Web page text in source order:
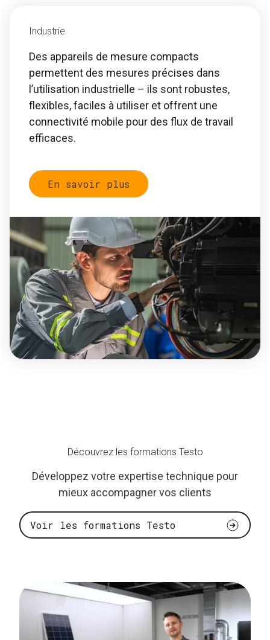
Industrie
Des appareils de mesure compacts
permettent des mesures précises dans
l’utilisation industrielle – ils sont robustes,
flexibles, faciles à utiliser et offrent une
connectivité mobile pour des flux de travail
efficaces.
En savoir plus
Découvrez les formations Testo
Développez votre expertise technique pour
mieux accompagner vos clients
Voir les formations Testo